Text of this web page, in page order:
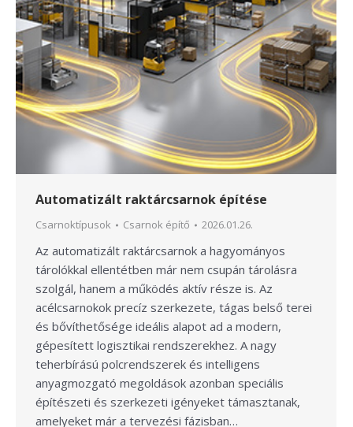
Automatizált raktárcsarnok építése
Csarnoktípusok Csarnok építő 2026.01.26.
Az automatizált raktárcsarnok a hagyományos
tárolókkal ellentétben már nem csupán tárolásra
szolgál, hanem a működés aktív része is. Az
acélcsarnokok precíz szerkezete, tágas belső terei
és bővíthetősége ideális alapot ad a modern,
gépesített logisztikai rendszerekhez. A nagy
teherbírású polcrendszerek és intelligens
anyagmozgató megoldások azonban speciális
építészeti és szerkezeti igényeket támasztanak,
amelyeket már a tervezési fázisban…